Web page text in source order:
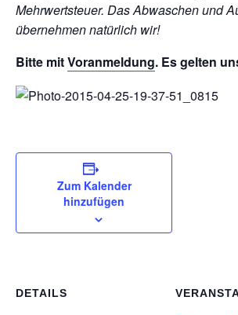
Mehrwertsteuer. Das Abwaschen und
übernehmen natürlich wir!
Bitte mitVoranmeldung. Es gelten
Zum Kalender
hinzufügen
DETAILS